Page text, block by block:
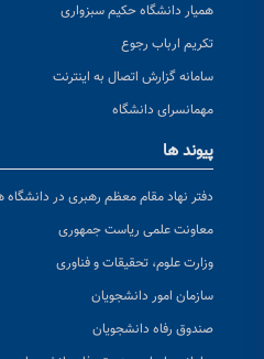
همیار دانشگاه حکیم سبزواری
تکریم ارباب رجوع
سامانه گزارش اتصال به اینترنت
مهمانسرای دانشگاه
پیوند ها
دفتر نهاد مقام معظم رهبری در دانشگاه
معاونت علمی ریاست جمهوری
وزارت علوم، تحقیقات و فناوری
سازمان امور دانشجویان
صندوق رفاه دانشجویان